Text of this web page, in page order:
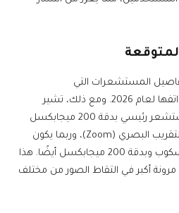
المستشعرات التي
ستستخدمها في سلسلة هواتفها لعام 2026. ومع ذلك، تشير
التوقعات إلى إمكانية دمج مستشعر رئيسي بدقة 200 ميجابكسل
مع مستشعر آخر مخصص للتقريب البصري (Zoom)، وربما يكون
هذا المستشعر بتقنية البيريسكوب وبدقة 200 ميجابكسل أيضًا. هذا
أكبر في التقاط الصور من مختلف